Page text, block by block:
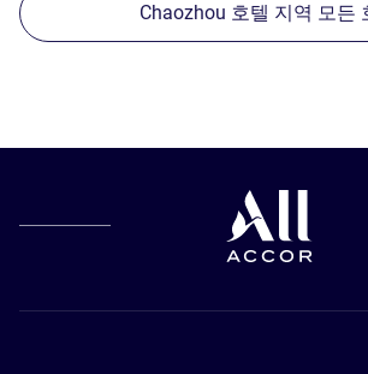
Chaozhou 호텔 지역 모든